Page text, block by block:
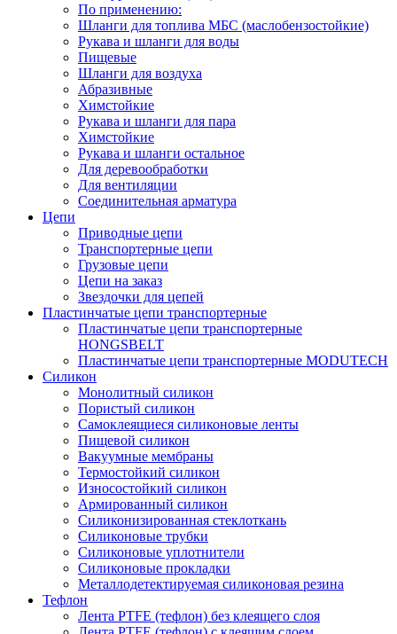
По применению:
Шланги для топлива МБС (маслобензостойкие)
Рукава и шланги для воды
Пищевые
Шланги для воздуха
Абразивные
Химстойкие
Рукава и шланги для пара
Химстойкие
Рукава и шланги остальное
Для деревообработки
Для вентиляции
Соединительная арматура
Цепи
Приводные цепи
Транспортерные цепи
Грузовые цепи
Цепи на заказ
Звездочки для цепей
Пластинчатые цепи транспортерные
Пластинчатые цепи транспортерные
HONGSBELT
Пластинчатые цепи транспортерные MODUTECH
Силикон
Монолитный силикон
Пористый силикон
Самоклеящиеся силиконовые ленты
Пищевой силикон
Вакуумные мембраны
Термостойкий силикон
Износостойкий силикон
Армированный силикон
Силиконизированная стеклоткань
Силиконовые трубки
Силиконовые уплотнители
Силиконовые прокладки
Металлодетектируемая силиконовая резина
Тефлон
Лента PTFE (тефлон) без клеящего слоя